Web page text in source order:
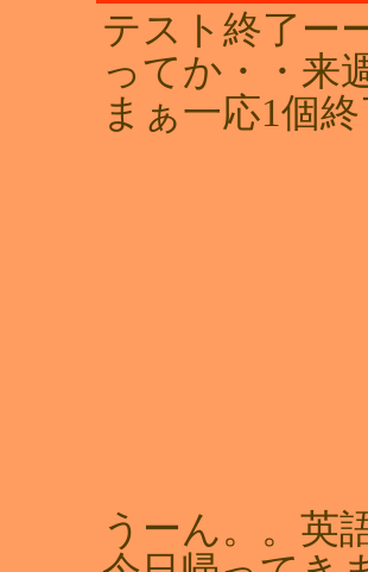
テスト終了ー
ってか・・来
まぁ一応1個
うーん。。英